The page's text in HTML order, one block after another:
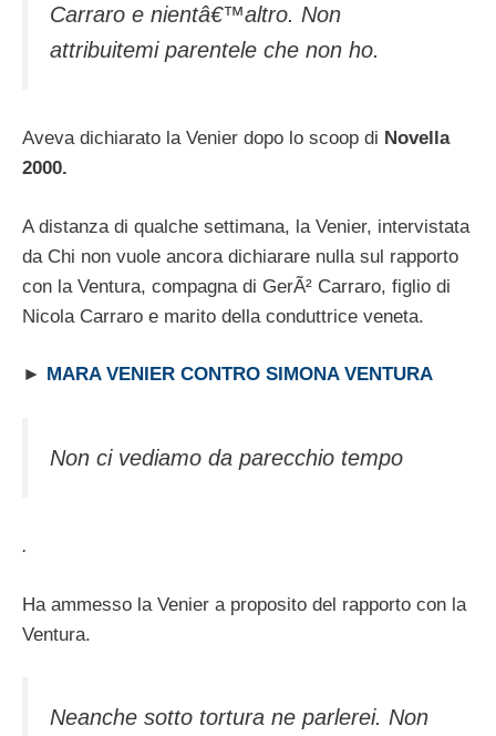
Carraro e nientâ€™altro. Non
attribuitemi parentele che non ho.
Aveva dichiarato la Venier dopo lo scoop di Novella
2000.
A distanza di qualche settimana, la Venier, intervistata
da Chi non vuole ancora dichiarare nulla sul rapporto
con la Ventura, compagna di GerÃ² Carraro, figlio di
Nicola Carraro e marito della conduttrice veneta.
► MARA VENIER CONTRO SIMONA VENTURA
Non ci vediamo da parecchio tempo
.
Ha ammesso la Venier a proposito del rapporto con la
Ventura.
Neanche sotto tortura ne parlerei. Non